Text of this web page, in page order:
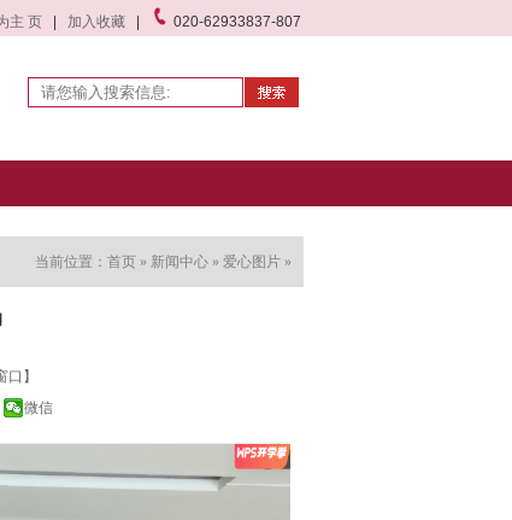
主 页| 加入收藏 020-62933837-807
当前位置： 首页 » 新闻中心 » 爱心图片 »
口】
微信